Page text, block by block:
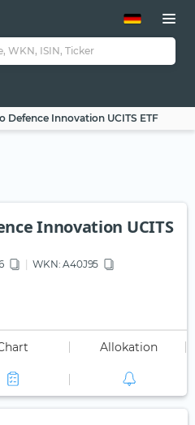
Defence Innovation UCITS ETF
Innovation UCITS
WKN: A40J95
Allokation